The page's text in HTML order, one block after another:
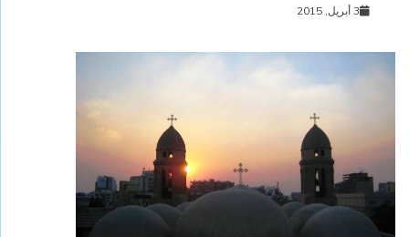
3 أبريل, 2015